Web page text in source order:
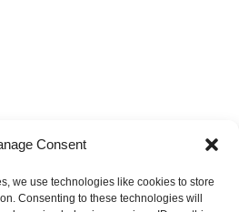
Consent
we use technologies like cookies to store
Consenting to these technologies will